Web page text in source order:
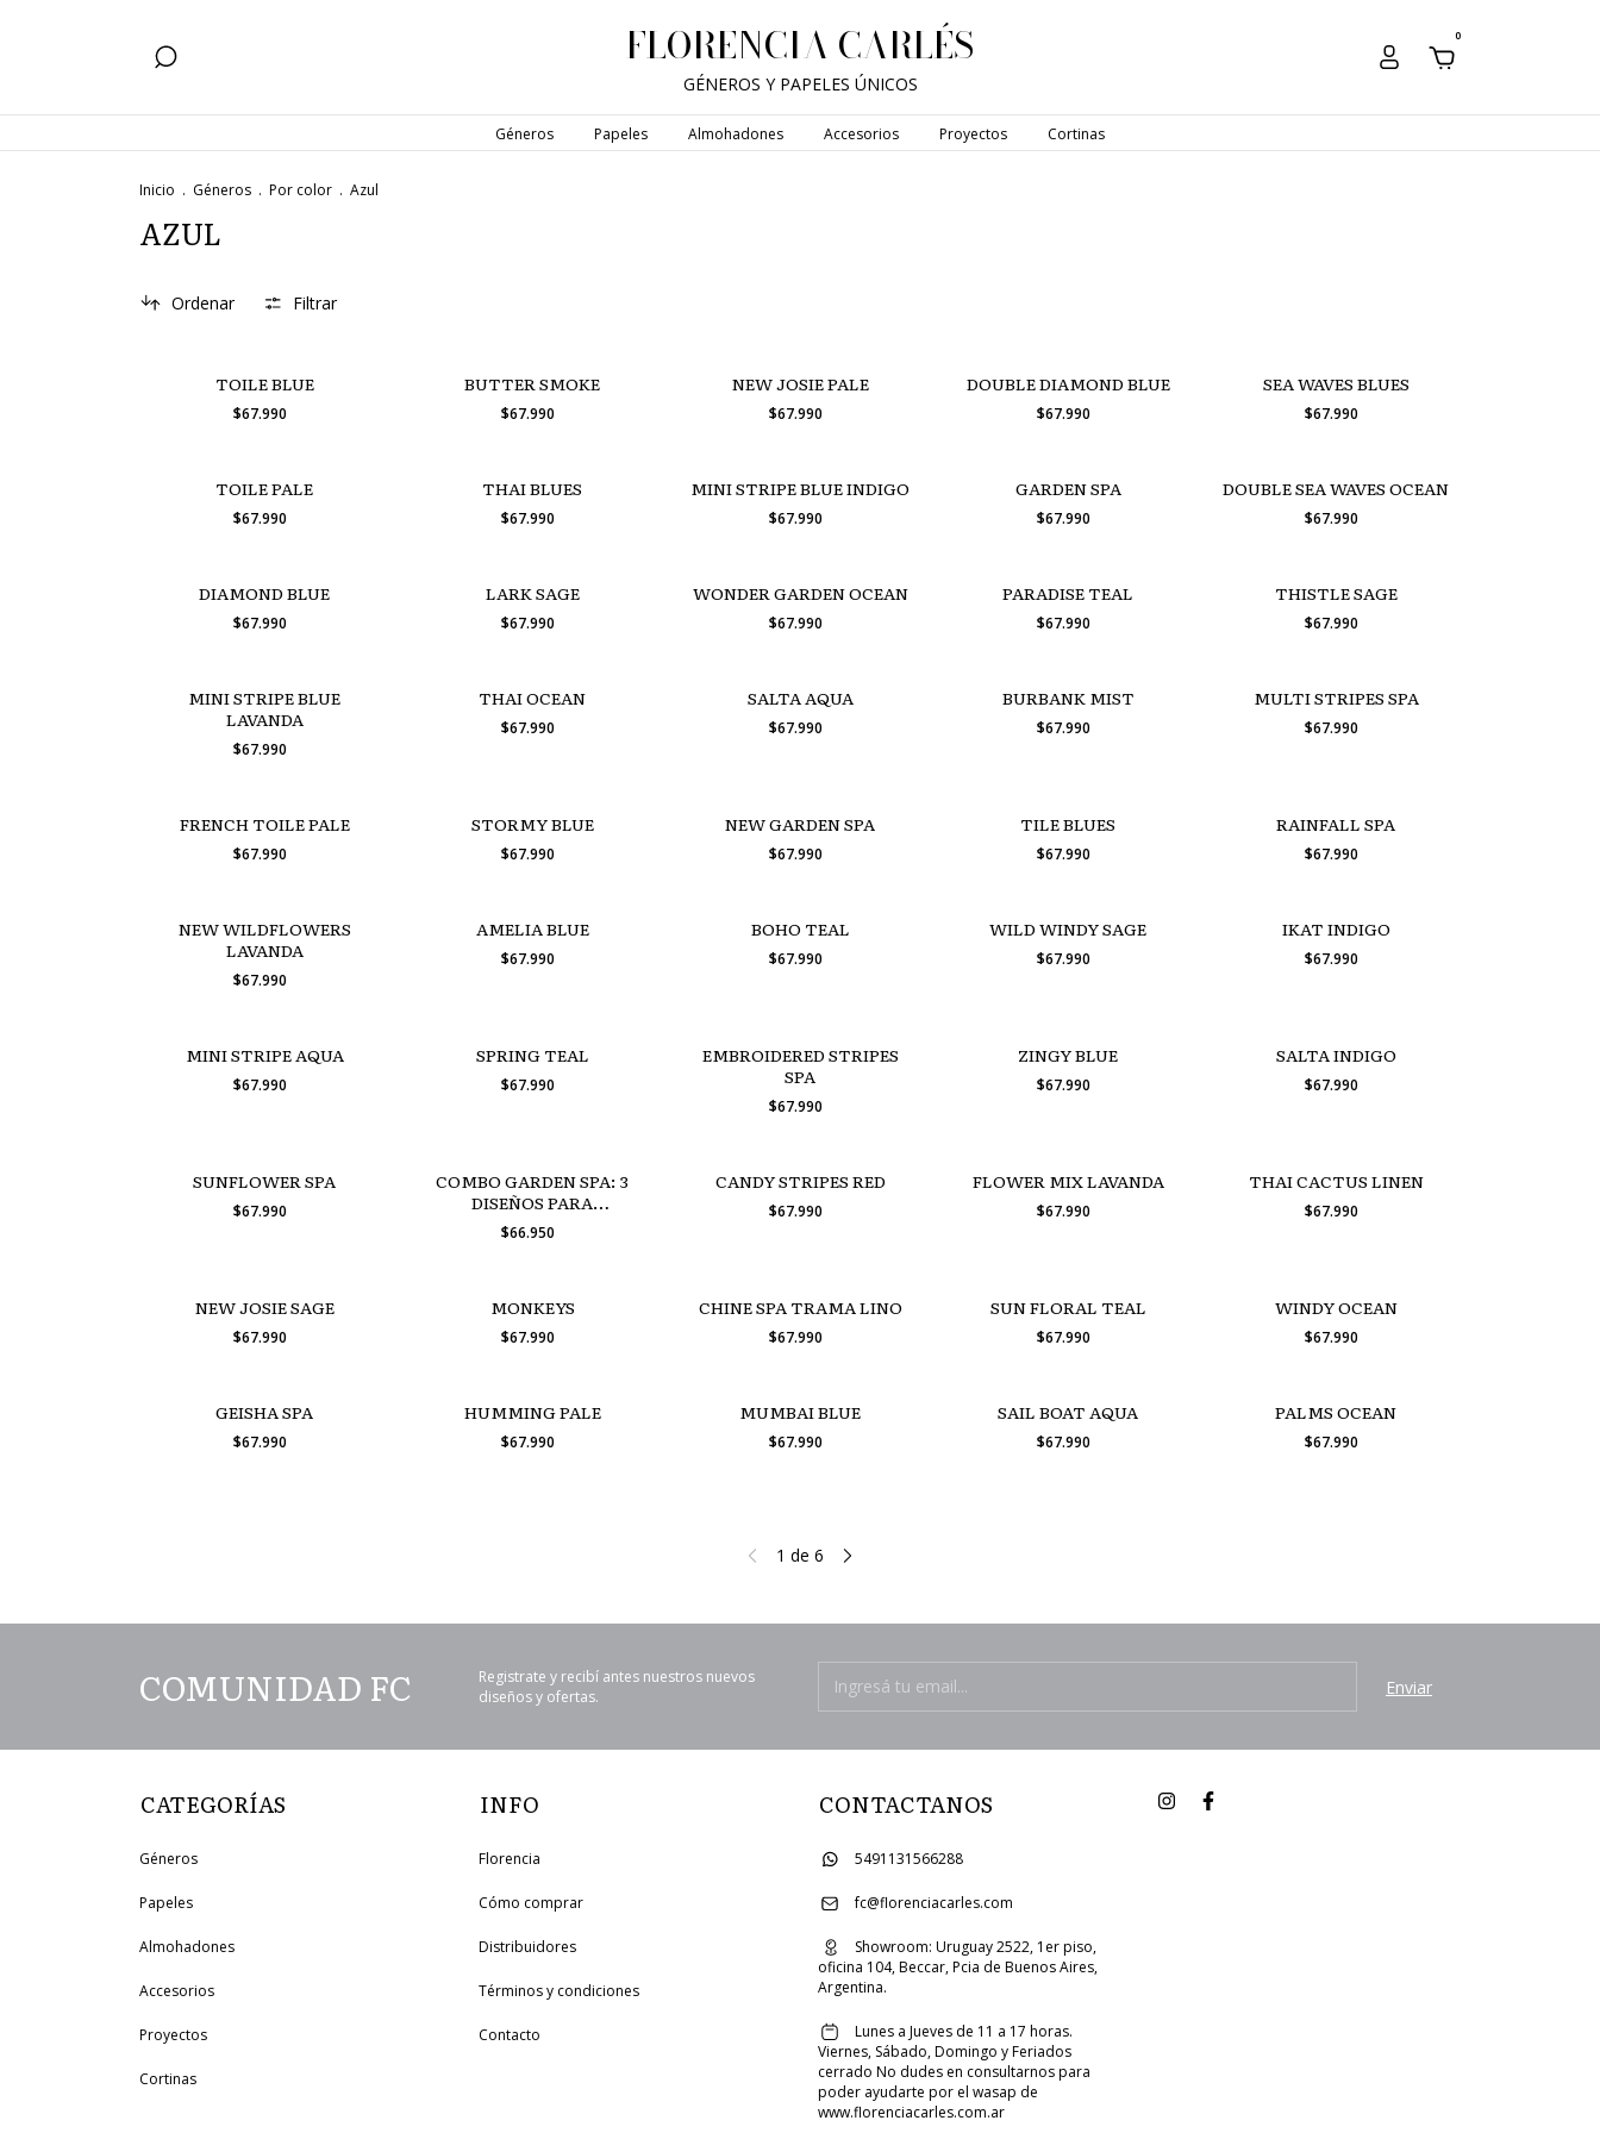
FLORENCIA CARLÉS
GÉNEROS Y PAPELES ÚNICOS
0
Géneros Papeles Almohadones Accesorios Proyectos Cortinas
Inicio . Géneros . Por color . Azul
AZUL
Ordenar Filtrar
TOILE BLUE
$67.990
BUTTER SMOKE
$67.990
NEW JOSIE PALE
$67.990
DOUBLE DIAMOND BLUE
$67.990
SEA WAVES BLUES
$67.990
TOILE PALE
$67.990
THAI BLUES
$67.990
MINI STRIPE BLUE INDIGO
$67.990
GARDEN SPA
$67.990
DOUBLE SEA WAVES OCEAN
$67.990
DIAMOND BLUE
$67.990
LARK SAGE
$67.990
WONDER GARDEN OCEAN
$67.990
PARADISE TEAL
$67.990
THISTLE SAGE
$67.990
MINI STRIPE BLUE
LAVANDA
$67.990
THAI OCEAN
$67.990
SALTA AQUA
$67.990
BURBANK MIST
$67.990
MULTI STRIPES SPA
$67.990
FRENCH TOILE PALE
$67.990
STORMY BLUE
$67.990
NEW GARDEN SPA
$67.990
TILE BLUES
$67.990
RAINFALL SPA
$67.990
NEW WILDFLOWERS
LAVANDA
$67.990
AMELIA BLUE
$67.990
BOHO TEAL
$67.990
WILD WINDY SAGE
$67.990
IKAT INDIGO
$67.990
MINI STRIPE AQUA
$67.990
SPRING TEAL
$67.990
EMBROIDERED STRIPES
SPA
$67.990
ZINGY BLUE
$67.990
SALTA INDIGO
$67.990
SUNFLOWER SPA
$67.990
COMBO GARDEN SPA: 3
DISEÑOS PARA
ALMOHADONES!
$66.950
CANDY STRIPES RED
$67.990
FLOWER MIX LAVANDA
$67.990
THAI CACTUS LINEN
$67.990
NEW JOSIE SAGE
$67.990
MONKEYS
$67.990
CHINE SPA TRAMA LINO
$67.990
SUN FLORAL TEAL
$67.990
WINDY OCEAN
$67.990
GEISHA SPA
$67.990
HUMMING PALE
$67.990
MUMBAI BLUE
$67.990
SAIL BOAT AQUA
$67.990
PALMS OCEAN
$67.990
1 de 6
COMUNIDAD FC
Registrate y recibí antes nuestros nuevos
diseños y ofertas.
CATEGORÍAS
Géneros
Papeles
Almohadones
Accesorios
Proyectos
Cortinas
INFO
Florencia
Cómo comprar
Distribuidores
Términos y condiciones
Contacto
CONTACTANOS
5491131566288
fc@florenciacarles.com
Showroom: Uruguay 2522, 1er piso,
oficina 104, Beccar, Pcia de Buenos Aires,
Argentina.
Lunes a Jueves de 11 a 17 horas.
Viernes, Sábado, Domingo y Feriados
cerrado No dudes en consultarnos para
poder ayudarte por el wasap de
www.florenciacarles.com.ar